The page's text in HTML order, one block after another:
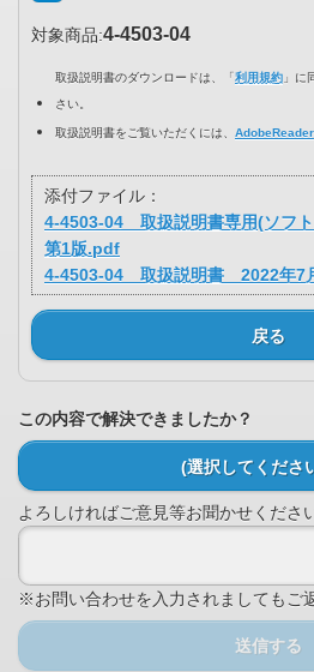
対象商品:4-4503-04
取扱説明書のダウンロードは、「 利用規約 」に
さい。
取扱説明書をご覧いただくには、 AdobeReader
添付ファイル：
4-4503-04 取扱説明書専用(ソフ
第1版.pdf
4-4503-04 取扱説明書 2022年
戻る
この内容で解決できましたか？
(選択してくださ
よろしければご意見等お聞かせくださ
※お問い合わせを入力されましてもご
送信する